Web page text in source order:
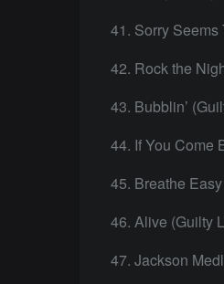
Sorry Seems
Rock the
Bubblin’
If You Come
Breathe
Alive (Guilty
Jackson